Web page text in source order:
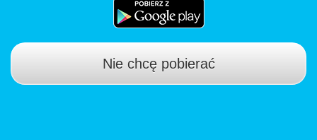
Nie chcę pobierać